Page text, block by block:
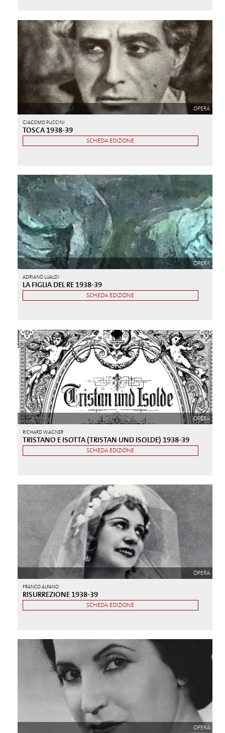
OPERA
GIACOMO PUCCINI
TOSCA 1938-39
SCHEDA EDIZIONE
OPERA
ADRIANO LUALDI
LA FIGLIA DEL RE 1938-39
SCHEDA EDIZIONE
OPERA
RICHARD WAGNER
TRISTANO E ISOTTA (TRISTAN UND ISOLDE) 1938-39
SCHEDA EDIZIONE
OPERA
FRANCO ALFANO
RISURREZIONE 1938-39
SCHEDA EDIZIONE
OPERA